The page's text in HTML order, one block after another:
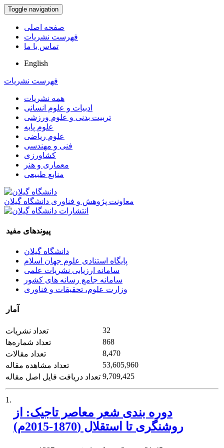
Toggle navigation
صفحه اصلی
فهرست نشریات
تماس با ما
English
فهرست نشریات
همه نشریات
ادبیات و علوم انسانی
تربیت بدنی و علوم ورزشی
علوم پایه
علوم ریاضی
فنی و مهندسی
کشاورزی
معماری و هنر
منابع طبیعی
معاونت پژوهش و فناوری دانشگاه گیلان
پیوندهای مفید
دانشگاه گیلان
پایگاه استنادی علوم جهان اسلام
سامانه ارزیابی نشریات علمی
سامانه جامع رسانه های کشور
وزارت علوم، تحقیقات و فناوری
آمار
تعداد نشریات
32
تعداد شماره‌ها
868
تعداد مقالات
8,470
تعداد مشاهده مقاله
53,605,960
تعداد دریافت فایل اصل مقاله 9,709,425
1.
دوره ‏بندی شعر معاصر تاجیک: از
روشنگری تا استقلال (1870-2015م)